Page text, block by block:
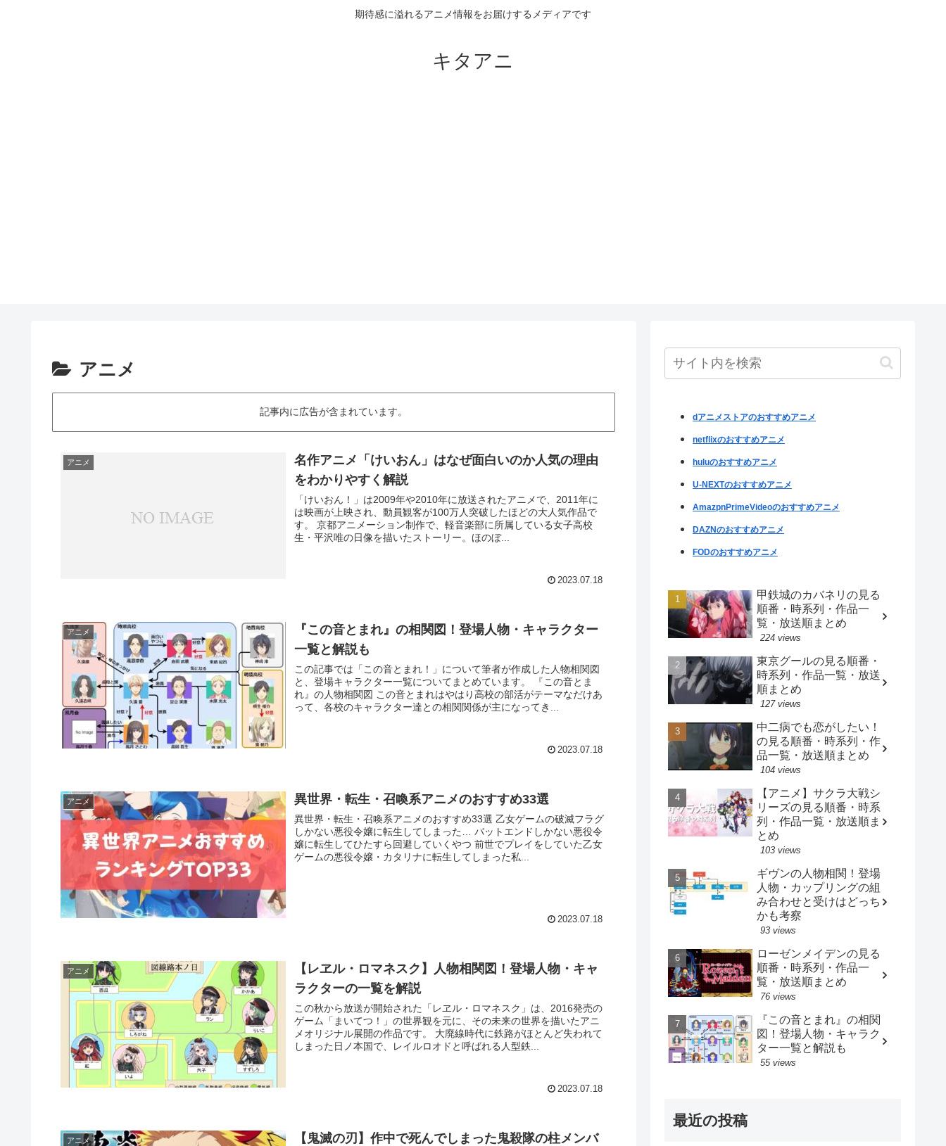
期待感に溢れるアニメ情報をお届けするメディアです
キタアニ
アニメ
記事内に広告が含まれています。
アニメ
名作アニメ「けいおん」はなぜ面白いのか人気の理由
をわかりやすく解説
「けいおん！」は2009年や2010年に放送されたアニメで、2011年に
は映画が上映され、動員観客が100万人突破したほどの大人気作品で
す。 京都アニメーション制作で、軽音楽部に所属している女子高校
生・平沢唯の日像を描いたストーリー。ほのぼ...
2023.07.18
アニメ
『この音とまれ』の相関図！登場人物・キャラクター
一覧と解説も
この記事では「この音とまれ！」について筆者が作成した人物相関図
と、登場キャラクター一覧についてまとめています。 『この音とま
れ』の人物相関図 この音とまれはやはり高校の部活がテーマなだけあ
って、各校のキャラクター達との相関関係が主になってき...
2023.07.18
アニメ 異世界・転生・召喚系アニメのおすすめ33選
異世界・転生・召喚系アニメのおすすめ33選 乙女ゲームの破滅フラグ
しかない悪役令嬢に転生してしまった… バットエンドしかない悪役令
嬢に転生してひたすら回避していくやつ 前世でプレイをしていた乙女
ゲームの悪役令嬢・カタリナに転生してしまった私...
2023.07.18
アニメ
【レヱル・ロマネスク】人物相関図！登場人物・キャ
ラクターの一覧を解説
この秋から放送が開始された「レヱル・ロマネスク」は、2016発売の
ゲーム「まいてつ！」の世界観を元に、その未来の世界を描いたアニ
メオリジナル展開の作品です。 大廃線時代に鉄路がほとんど失われて
しまった日ノ本国で、レイルロオドと呼ばれる人型鉄...
2023.07.18
アニメ
【鬼滅の刃】作中で死んでしまった鬼殺隊の柱メンバ
dアニメストアのおすすめアニメ
netflixのおすすめアニメ
huluのおすすめアニメ
U-NEXTのおすすめアニメ
AmazpnPrimeVideoのおすすめアニメ
DAZNのおすすめアニメ
FODのおすすめアニメ
甲鉄城のカバネリの見る
順番・時系列・作品一
覧・放送順まとめ
224 views
東京グールの見る順番・
時系列・作品一覧・放送
順まとめ
127 views
中二病でも恋がしたい！
の見る順番・時系列・作
品一覧・放送順まとめ
104 views
【アニメ】サクラ大戦シ
リーズの見る順番・時系
列・作品一覧・放送順ま
とめ
103 views
ギヴンの人物相関！登場
人物・カップリングの組
み合わせと受けはどっち
かも考察
93 views
ローゼンメイデンの見る
順番・時系列・作品一
覧・放送順まとめ
76 views
『この音とまれ』の相関
図！登場人物・キャラク
ター一覧と解説も
55 views
最近の投稿